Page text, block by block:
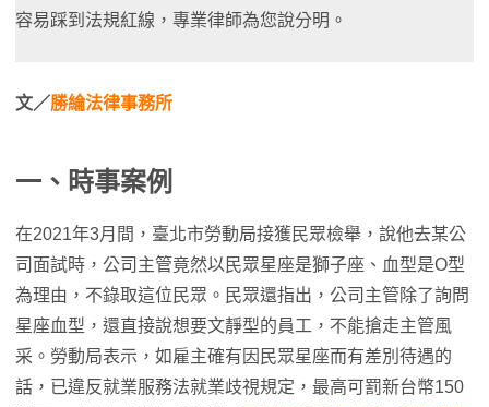
容易踩到法規紅線，專業律師為您說分明。
文／勝綸法律事務所
一、時事案例
在2021年3月間，臺北市勞動局接獲民眾檢舉，說他去某公
司面試時，公司主管竟然以民眾星座是獅子座、血型是O型
為理由，不錄取這位民眾。民眾還指出，公司主管除了詢問
星座血型，還直接說想要文靜型的員工，不能搶走主管風
采。勞動局表示，如雇主確有因民眾星座而有差別待遇的
話，已違反就業服務法就業歧視規定，最高可罰新台幣150